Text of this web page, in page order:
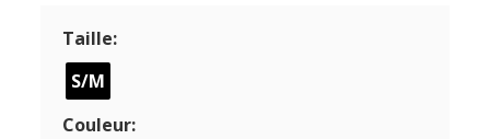
Taille:
S/M
Couleur: